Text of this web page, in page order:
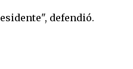
defendió.